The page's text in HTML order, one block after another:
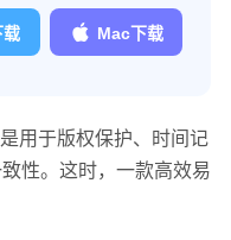
Mac下载
用于版权保护、时间记
性。这时，一款高效易